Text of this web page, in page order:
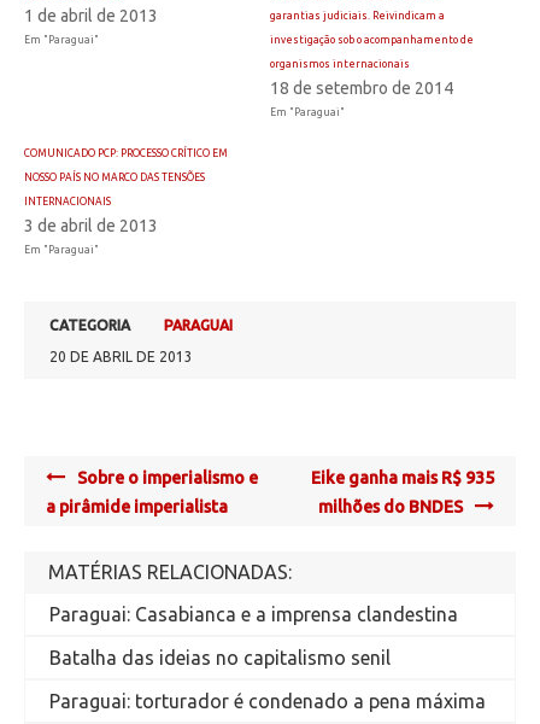
1 de abril de 2013
Em "Paraguai"
garantias judiciais. Reivindicam a
investigação sob o acompanhamento de
organismos internacionais
18 de setembro de 2014
Em "Paraguai"
COMUNICADO PCP: PROCESSO CRÍTICO EM
NOSSO PAÍS NO MARCO DAS TENSÕES
INTERNACIONAIS
3 de abril de 2013
Em "Paraguai"
CATEGORIA
PARAGUAI
20 DE ABRIL DE 2013
Post
navigation
Sobre o imperialismo e
a pirâmide imperialista
Eike ganha mais R$ 935
milhões do BNDES
MATÉRIAS RELACIONADAS:
Paraguai: Casabianca e a imprensa clandestina
Batalha das ideias no capitalismo senil
Paraguai: torturador é condenado a pena máxima